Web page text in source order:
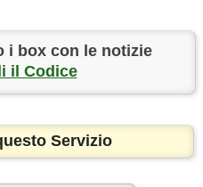
i box con le notizie
il Codice
Servizio